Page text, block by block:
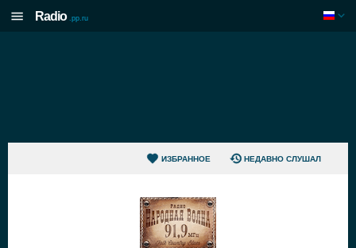
Radio .pp.ru
ИЗБРАННОЕ НЕДАВНО СЛУШАЛ